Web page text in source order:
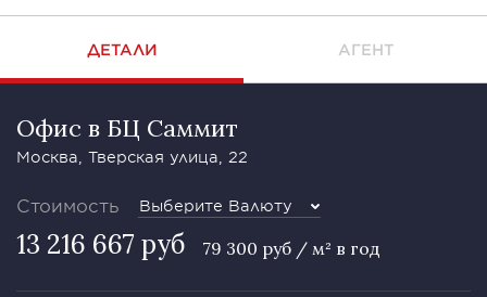
ДЕТАЛИ АГЕНТ
Офис в БЦ Саммит
Москва, Тверская улица, 22
Стоимость Выберите Валюту
13 216 667 руб 79 300 руб / м² в год